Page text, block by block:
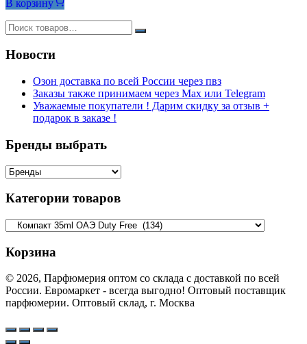
600₽.
В корзину
Новости
Озон доставка по всей России через пвз
Заказы также принимаем через Max или Telegram
Уважаемые покупатели ! Дарим скидку за отзыв +
подарок в заказе !
Бренды выбрать
Категории товаров
Корзина
© 2026, Парфюмерия оптом со склада с доставкой по всей
России. Евромаркет - всегда выгодно! Оптовый поставщик
парфюмерии. Оптовый склад, г. Москва